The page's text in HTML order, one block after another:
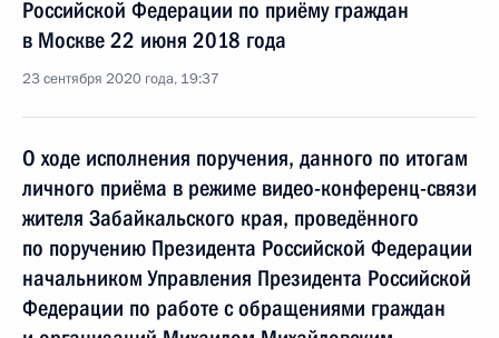
Российской Федерации по приёму граждан
в Москве 22 июня 2018 года
23 сентября 2020 года, 19:37
О ходе исполнения поручения, данного по итогам
личного приёма в режиме видео-конференц-связи
жителя Забайкальского края, проведённого
по поручению Президента Российской Федерации
начальником Управления Президента Российской
Федерации по работе с обращениями граждан